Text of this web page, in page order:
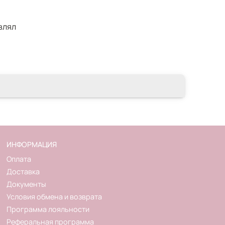
ИНФОРМАЦИЯ
Оплата
Доставка
Документы
Условия обмена и возврата
Программа лояльности
Реферальная программа